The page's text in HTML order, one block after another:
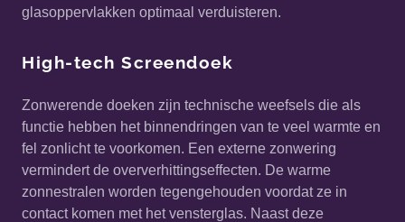
glasoppervlakken optimaal verduisteren.
High-tech Screendoek
Zonwerende doeken zijn technische weefsels die als
functie hebben het binnendringen van te veel warmte en
fel zonlicht te voorkomen. Een externe zonwering
vermindert de oververhittingseffecten. De warme
zonnestralen worden tegengehouden voordat ze in
contact komen met het vensterglas. Naast deze